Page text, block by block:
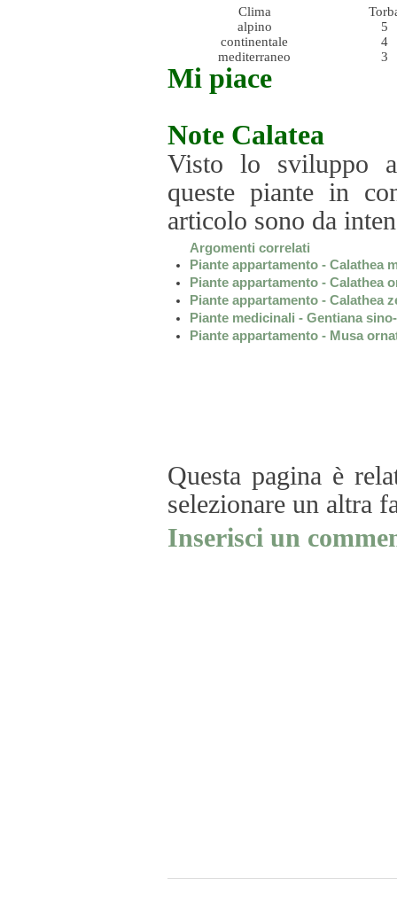
Clima
alpino
5
continentale
4
mediterraneo
3
Mi piace
Note Calatea
Visto lo sviluppo
queste piante in
articolo sono da
Argomenti correlati
Piante appartamento - Calathea
Piante appartamento - Calathea
Piante appartamento - Calathea
Piante medicinali - Gentiana
Piante appartamento - Musa
Questa pagina è
selezionare un altra
Inserisci un